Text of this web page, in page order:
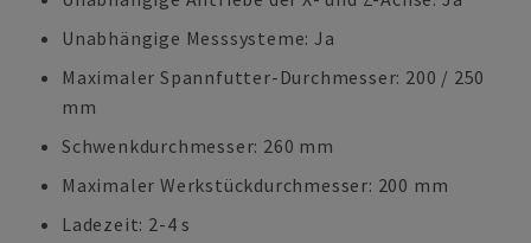
Unabhängige Messsysteme: Ja
Maximaler Spannfutter-Durchmesser: 200 / 250
mm
Schwenkdurchmesser: 260 mm
Maximaler Werkstückdurchmesser: 200 mm
Ladezeit: 2-4 s